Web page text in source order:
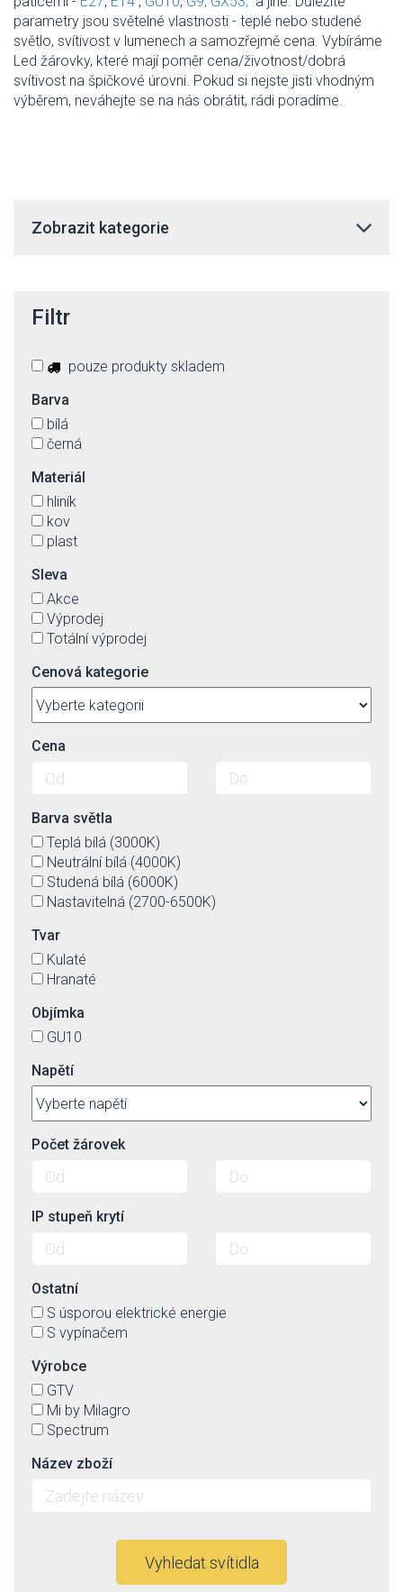
parametry jsou světelné vlastnosti - teplé nebo studené
světlo, svítivost v lumenech a samozřejmě cena. Vybíráme
Led žárovky, které mají poměr cena/životnost/dobrá
svítivost na špičkové úrovni. Pokud si nejste jisti vhodným
výběrem, neváhejte se na nás obrátit, rádi poradíme.
Zobrazit kategorie
Filtr
pouze produkty skladem
Barva
bílá
černá
Materiál
hliník
kov
plast
Sleva
Akce
Výprodej
Totální výprodej
Cenová kategorie
Cena
Barva světla
Teplá bílá (3000K)
Neutrální bílá (4000K)
Studená bílá (6000K)
Nastavitelná (2700-6500K)
Tvar
Kulaté
Hranaté
Objímka
GU10
Napětí
Počet žárovek
IP stupeň krytí
Ostatní
S úsporou elektrické energie
S vypínačem
Výrobce
GTV
Mi by Milagro
Spectrum
Název zboží
Vyhledat svítidla